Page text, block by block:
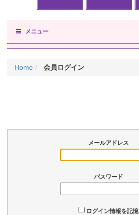
メニュー
Home 会員ログイン
メールアドレス
パスワード
ログイン情報を記憶